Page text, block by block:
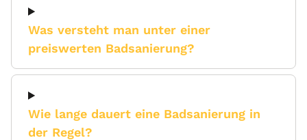
Was versteht man unter einer
preiswerten Badsanierung?
Wie lange dauert eine Badsanierung in
der Regel?